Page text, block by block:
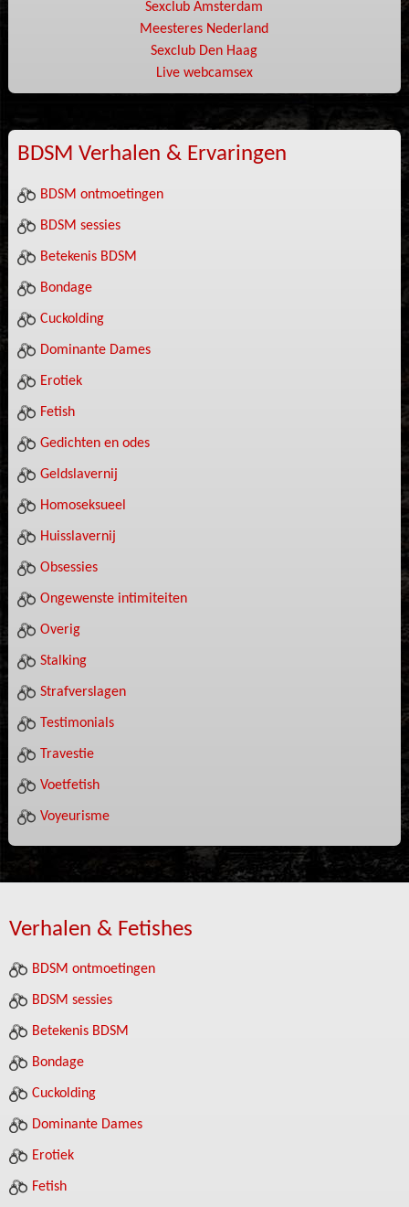
Sexclub Amsterdam
Meesteres Nederland
Sexclub Den Haag
Live webcamsex
BDSM Verhalen & Ervaringen
BDSM ontmoetingen
BDSM sessies
Betekenis BDSM
Bondage
Cuckolding
Dominante Dames
Erotiek
Fetish
Gedichten en odes
Geldslavernij
Homoseksueel
Huisslavernij
Obsessies
Ongewenste intimiteiten
Overig
Stalking
Strafverslagen
Testimonials
Travestie
Voetfetish
Voyeurisme
Verhalen & Fetishes
BDSM ontmoetingen
BDSM sessies
Betekenis BDSM
Bondage
Cuckolding
Dominante Dames
Erotiek
Fetish